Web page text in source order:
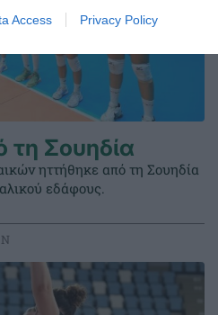
Access Privacy Policy
τη Σουηδία
ηττήθηκε από τη Σουηδία
εδάφους.